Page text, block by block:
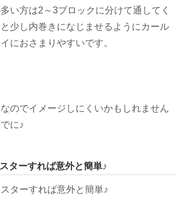
い方は2～3ブロックに分けて通してく
少し内巻きになじませるようにカール
におさまりやすいです。
のでイメージしにくいかもしれません
に♪
ターすれば意外と簡単♪